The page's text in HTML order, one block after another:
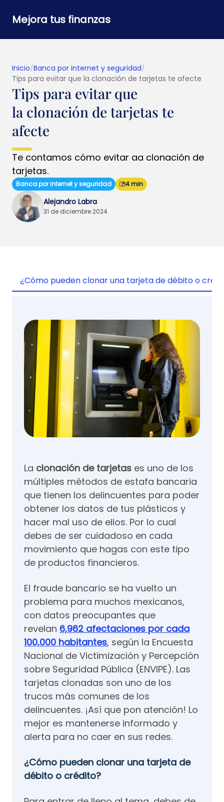
Mejora tus finanzas
Inicio/Banca por internet y seguridad/
Tips para evitar que la clonación de tarjetas​ te afecte
Tips para evitar que
la clonación de tarjetas​ te
afecte
Te contamos cómo evitar aa clonación de
tarjetas.
Banca por internet y seguridad 4 min
Alejandro Labra
31 de diciembre 2024
¿Cómo pueden clonar una tarjeta de débito o
La clonación de tarjetas es uno de los
múltiples métodos de estafa bancaria
que tienen los delincuentes para poder
obtener los datos de tus plásticos y
hacer mal uso de ellos. Por lo cual
debes de ser cuidadoso en cada
movimiento que hagas con este tipo
de productos financieros.
El fraude bancario se ha vuelto un
problema para muchos mexicanos,
con datos preocupantes que
revelan 6,962 afectaciones por cada
100,000 habitantes, según la Encuesta
Nacional de Victimización y Percepción
sobre Seguridad Pública (ENVIPE). Las
tarjetas clonadas son uno de los
trucos más comunes de los
delincuentes. ¡Así que pon atención! Lo
mejor es mantenerse informado y
alerta para no caer en sus redes.
¿Cómo pueden clonar una tarjeta de
débito o crédito?